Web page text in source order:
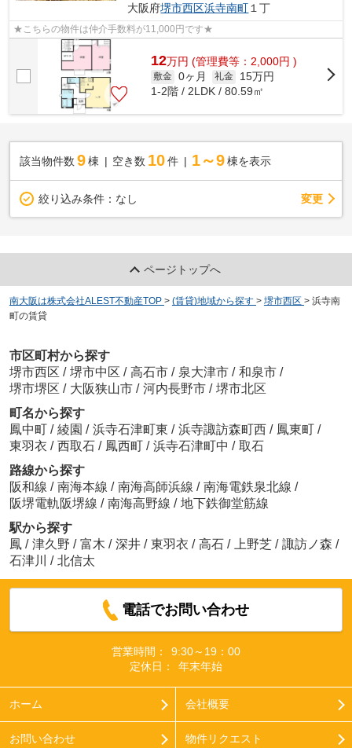
大阪府堺市西区浜寺南町 １丁
★こちらの物件は仲介手数料が11,000円です★
12万円 (管理費等：2,000円 )
敷金 0ヶ月 礼金
15万円
1-2階 / 2LDK / 80.59㎡
該当物件数 9棟 空き数 10 件 1～9 棟を表示
絞り込み条件： なし 変更
ページトップへ
南大阪は株式会社ALEST不動産TOP > (賃貸)地域から探す > 堺市西区 > 浜寺南
町の賃貸
市区町村から探す
堺市西区 / 堺市中区 / 高石市 / 泉大津市 / 和泉市 /
堺市堺区 / 大阪狭山市 / 河内長野市 / 堺市北区
町名から探す
鳳中町 / 綾園 / 浜寺石津町東 / 浜寺諏訪森町西 / 鳳東町 /
東羽衣 / 西取石 / 鳳西町 / 浜寺石津町中 / 取石
路線から探す
阪和線 / 南海本線 / 南海高師浜線 / 南海電鉄泉北線 /
阪堺電軌阪堺線 / 南海高野線 / 地下鉄御堂筋線
駅から探す
鳳 / 津久野 / 富木 / 深井 / 東羽衣 / 高石 / 上野芝 / 諏訪ノ森 /
石津川
/ 北信太
電話でお問い合わせ
営業時間：
9:30～19：00
定休日：
年末年始
ホーム 会社概要
お問い合わせ 物件リクエスト